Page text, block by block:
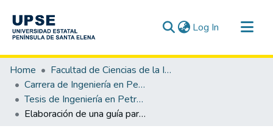
Log In (current)
Communities & Collections
All of DSpace
Statistics
Home
Facultad de Ciencias de la Ingeniería
Carrera de Ingeniería en Petróleo
Tesis de Ingeniería en Petróleo
Elaboración de una guía para medición estática de petróleo e hidrocarburos líquidos en tanques de almacenamiento.